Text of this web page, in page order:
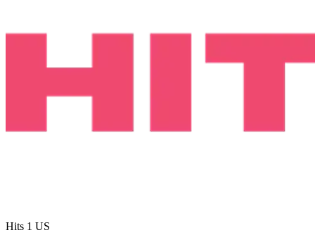
Hits 1 US